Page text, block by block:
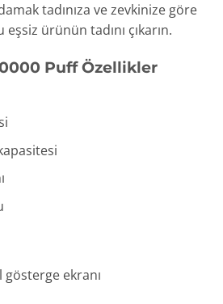
tadınıza ve zevkinize göre
ürünün tadını çıkarın.
Puff Özellikler
ekranı